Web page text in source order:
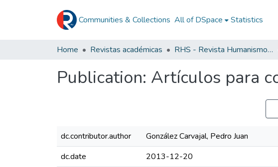
Communities & Collections All of DSpace Statistics
Home Revistas académicas RHS - Revista Humanismo y Sociedad
Publication: Artículos para
dc.contributor.author
González Carvajal, Pedro Juan
dc.date
2013-12-20